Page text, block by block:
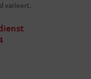
varieert.